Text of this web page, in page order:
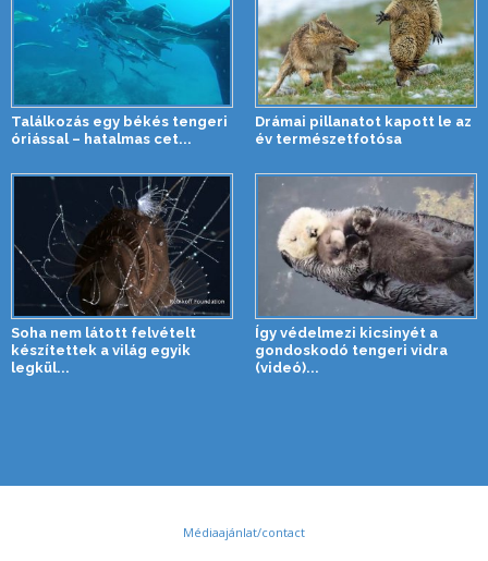
Találkozás egy békés tengeri
óriással – hatalmas cet...
Drámai pillanatot kapott le az
év természetfotósa
Soha nem látott felvételt
készítettek a világ egyik
legkül...
Így védelmezi kicsinyét a
gondoskodó tengeri vidra
(videó)...
Médiaajánlat/contact